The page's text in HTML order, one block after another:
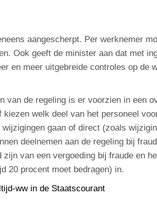
aangescherpt. Per werknemer
Ook geeft de minister aan dat met
en meer uitgebreide controles op de
van de regeling is er voorzien in een
welk deel van het personeel
gaan of direct (zoals
deelnemen aan de regeling bij
van een vergoeding bij fraude en
20 procent moet bedragen) in.
ww in de Staatscourant